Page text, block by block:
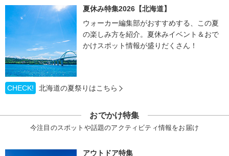
夏休み特集2026【北海道】
ウォーカー編集部がおすすめする、この夏
の楽しみ方を紹介。夏休みイベント＆おで
かけスポット情報が盛りだくさん！
CHECK! 北海道の夏祭りはこちら
おでかけ特集
今注目のスポットや話題のアクティビティ情報をお届け
アウトドア特集